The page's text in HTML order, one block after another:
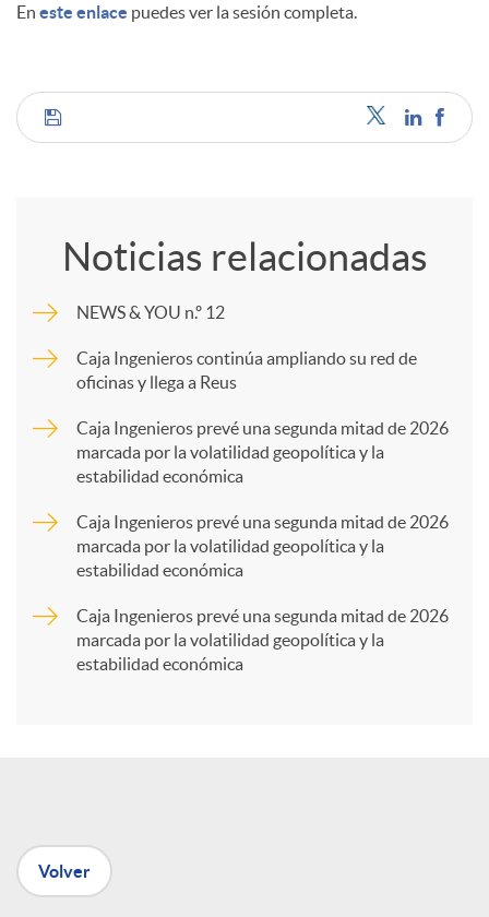
En este enlace puedes ver la sesión completa.
C
p
a
n
Noticias relacionadas
NEWS & YOU n.º 12
Caja Ingenieros continúa ampliando su red de
oficinas y llega a Reus
Caja Ingenieros prevé una segunda mitad de 2026
marcada por la volatilidad geopolítica y la
estabilidad económica
Caja Ingenieros prevé una segunda mitad de 2026
marcada por la volatilidad geopolítica y la
estabilidad económica
Caja Ingenieros prevé una segunda mitad de 2026
marcada por la volatilidad geopolítica y la
estabilidad económica
Volver